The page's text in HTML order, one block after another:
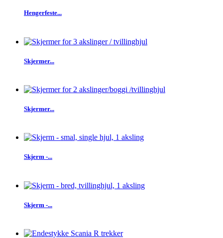
Hengerfeste...
Skjermer...
Skjermer...
Skjerm -...
Skjerm -...